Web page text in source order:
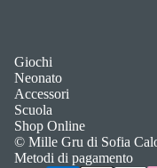
Giochi
Neonato
Accessori
Scuola
Shop Online
© Mille Gru di Sofia
Metodi di pagamento